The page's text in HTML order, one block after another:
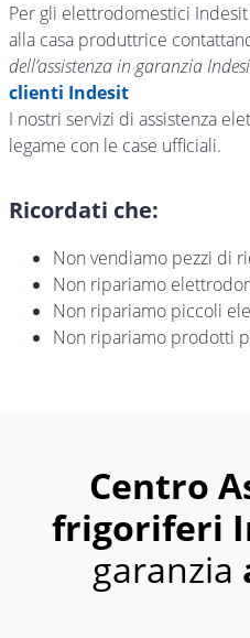
Per gli elettrodomestici
alla casa produttrice
dell’assistenza in garanzia
clienti Indesit
I nostri servizi di assistenza
legame con le case ufficiali.
Ricordati che:
Non vendiamo pezzi di
Non ripariamo
Non ripariamo piccoli
Non ripariamo prodotti
Centro
frigoriferi
garanzia